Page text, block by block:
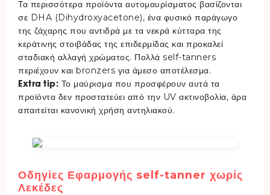
Τα περισσότερα προϊόντα αυτομαυρίσματος βασίζονται
σε DHA (Dihydroxyacetone), ένα φυσικό παράγωγο
της ζάχαρης που αντιδρά με τα νεκρά κύτταρα της
κεράτινης στοιβάδας της επιδερμίδας και προκαλεί
σταδιακή αλλαγή χρώματος. Πολλά self-tanners
περιέχουν και bronzers για άμεσο αποτέλεσμα.
Extra tip: Το μαύρισμα που προσφέρουν αυτά τα
προϊόντα δεν προστατεύει από την UV ακτινοβολία, άρα
απαιτείται κανονική χρήση αντηλιακού.
Οδηγίες Εφαρμογής self-tanner χωρίς
Λεκέδες